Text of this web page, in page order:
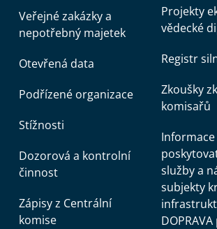
Veřejné zakázky a
nepotřebný majetek
Otevřená data
Podřízené organizace
Stížnosti
Dozorová a kontrolní
činnost
Zápisy z Centrální
komise
Projekty
vědecké
Registr
Zkoušky
komisařů
služby a
subjekty